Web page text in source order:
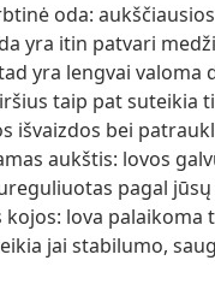
oda:
yra itin patvari
yra lengvai valoma
taip pat suteikia
išvaizdos bei
aukštis: lovos
pagal
kojos: lova palaikoma
jai stabilumo,